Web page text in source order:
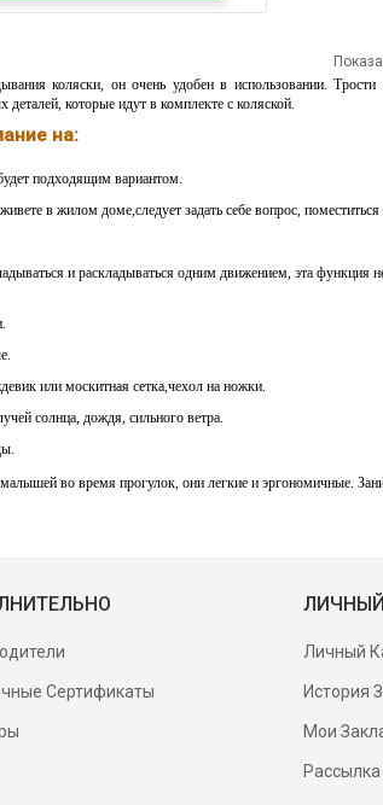
коляски, он очень удобен в использовании.
которые идут в комплекте с коляской.
на:
подходящим вариантом.
в жилом доме,следует задать себе вопрос,
и раскладываться одним движением, эта функция
или москитная сетка,чехол на ножки.
солнца, дождя, сильного ветра.
во время прогулок, они легкие и эргономичные.
Сертификаты
Личный
История
Мои